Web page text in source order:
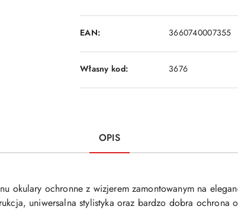
EAN: 3660740007355
Własny kod: 3676
OPIS
okulary ochronne z wizjerem zamontowanym na
uniwersalna stylistyka oraz bardzo dobra ochrona